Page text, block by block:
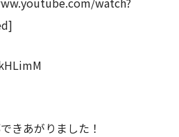
きあがりました！